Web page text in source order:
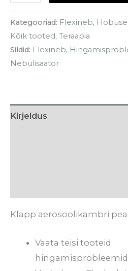
Kategooriad: Flexineb,
Kõik tooted, Teraapia
Sildid: Flexineb,
Nebulisaator
Kirjeldus
Klapp aerosoolikambri
Vaata teisi tooteid